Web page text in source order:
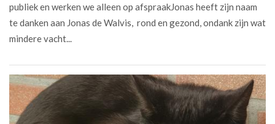
publiek en werken we alleen op afspraakJonas heeft zijn naam
te danken aan Jonas de Walvis, rond en gezond, ondank zijn wat
mindere vacht...